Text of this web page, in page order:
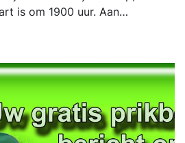
is om 1900 uur. Aan…